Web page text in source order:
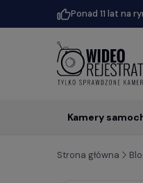
Ponad 11 lat na
Kamery
Strona główna